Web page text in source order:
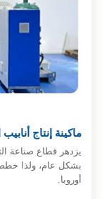
ماكينة إنتاج أنابيب
يزدهر قطاع صناعة
بشكل عام، ولذا خطط
أوروبا.